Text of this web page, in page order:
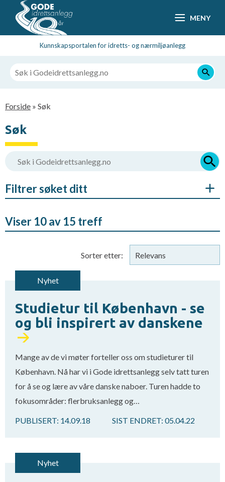
hovedsideinnhold
MENY
Kunnskapsportalen for idretts- og nærmiljøanlegg
Navigasjonssti
Forside Søk
Søk
Filtrer søket ditt
Viser 10 av 15 treff
Sorter etter:
Nyhet
Studietur til København - se
og bli inspirert av danskene
Mange av de vi møter forteller oss om studieturer til
København. Nå har vi i Gode idrettsanlegg selv tatt turen
for å se og lære av våre danske naboer. Turen hadde to
fokusområder: flerbruksanlegg og…
PUBLISERT: 14.09.18 SIST ENDRET: 05.04.22
Nyhet